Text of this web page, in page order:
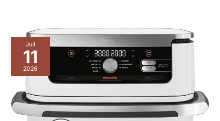
Juil
11
2026
Test
Ninja
FlexDrawer
:
À
Air
10,